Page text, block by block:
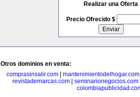
Realizar una Oferta
Precio Ofrecido $
Otros dominios en venta:
comprasinsalir.com
mantenimientodelhogar.com
revistademarcas.com
seminarionegocios.com